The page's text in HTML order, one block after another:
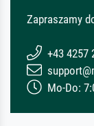
Zapraszamy
+43 4257
Mo-Do: